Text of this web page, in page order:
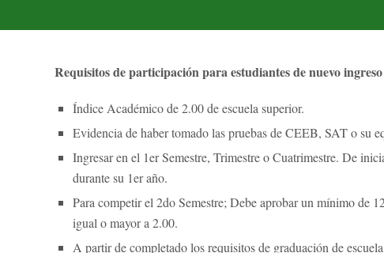
Requisitos de participación para estudiantes de nuevo
Índice Académico de 2.00 de escuela superior.
Evidencia de haber tomado las pruebas de CEEB, SAT o su
Ingresar en el 1er Semestre, Trimestre o Cuatrimestre. De
durante su 1er año.
Para competir el 2do Semestre; Debe aprobar un mínimo de
igual o mayor a 2.00.
A partir de completado los requisitos de graduación de